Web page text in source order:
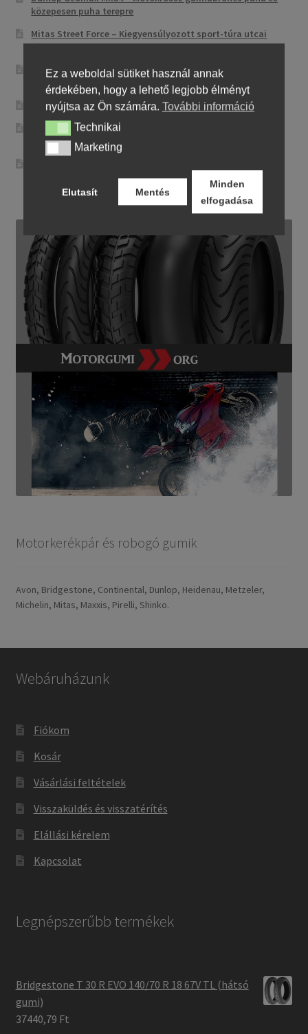
közepesen puha terepre
Mitas Street Force – Kiegyensúlyozott sport-túra utcai
abroncs
CST CM-NK01 – Sportos utcai abroncs precíz
irányíthatósággal
Maxxis MA-ST3 – Sport-touring abroncs
Pirelli City Demon – Megbízható és egyszerű városi
motorgumi
kényelmes városi és országúti motorozáshoz
Motorkerékpár és robogó gumik
Avon, Bridgestone, Continental, Dunlop, Heidenau, Metzeler,
Michelin, Mitas, Maxxis, Pirelli, Shinko.
Webáruházunk
Fiókom
Kosár
Vásárlási feltételek
Visszaküldés és visszatérítés
Elállási kérelem
Kapcsolat
Legnépszerűbb termékek
Bridgestone T 30 R EVO 140/70 R 18 67V TL (hátsó
gumi)
37440,79 Ft
Ez a weboldal sütiket használ annak
érdekében, hogy a lehető legjobb élményt
nyújtsa az Ön számára. További információ
TechnikaiTechnikai
MarketingMarketing
Elutasít Mentés
Minden
elfogadása